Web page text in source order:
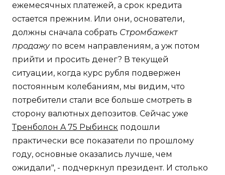
ежемесячных платежей, а срок кредита
остается прежним. Или они, основатели,
должны сначала собрать Стромбажект
продажупо всем направлениям, а уж потом
прийти и просить денег? В текущей
ситуации, когда курс рубля подвержен
постоянным колебаниям, мы видим, что
потребители стали все больше смотреть в
сторону валютных депозитов. Сейчас уже
Тренболон A 75 Рыбинск подошли
практически все показатели по прошлому
году, основные оказались лучше, чем
ожидали", - подчеркнул президент. И столько